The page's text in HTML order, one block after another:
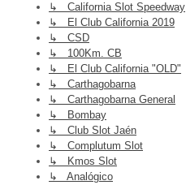
↳ California Slot Speedway
↳ El Club California 2019
↳ CSD
↳ 100Km. CB
↳ El Club California "OLD"
↳ Carthagobarna
↳ Carthagobarna General
↳ Bombay
↳ Club Slot Jaén
↳ Complutum Slot
↳ Kmos Slot
↳ Analógico